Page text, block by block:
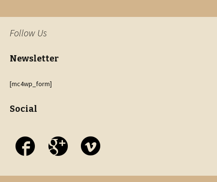
Follow Us
Newsletter
[mc4wp_form]
Social